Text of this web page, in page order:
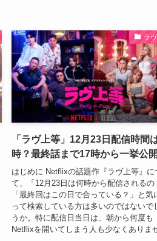
ラ
「ラヴ上等」12月23日配信時間
時？最終話まで17時から一挙公開
はじめに Netflixの話題作『ラヴ上等』に
て、「12月23日は何時から配信されるの
「最終回はこの日で合っている？」と気
って検索している方は多いのではないで
うか。特に配信日当日は、朝から何度も
Netflixを開いてしまう人も少なくありま